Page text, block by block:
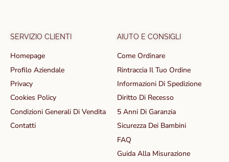
SERVIZIO CLIENTI
Homepage
Profilo Aziendale
Privacy
Cookies Policy
Condizioni Generali Di Vendita
Contatti
AIUTO E CONSIGLI
Come Ordinare
Rintraccia Il Tuo Ordine
Informazioni Di Spedizione
Diritto Di Recesso
5 Anni Di Garanzia
Sicurezza Dei Bambini
FAQ
Guida Alla Misurazione